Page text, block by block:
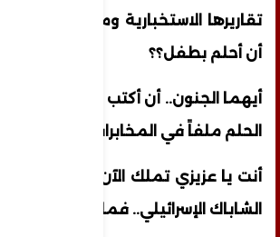
تقاريرها الاستخبارية ومرافعاتها
أن أحلم بطفل؟؟
أيهما الجنون.. أن أكتب رسالة لحلم أم
الحلم ملفاً في المخابرات؟؟
أنت يا عزيزي تملك الآن ملفاً أمنياً
الشاباك الإسرائيلي.. فما رأيك؟؟